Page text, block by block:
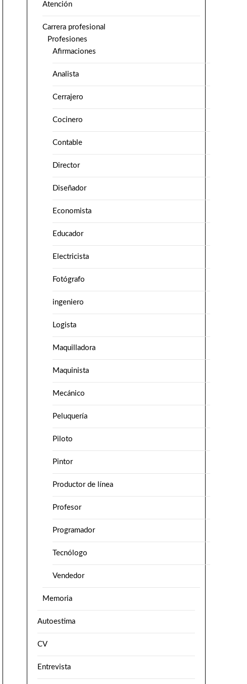
Atención
Carrera profesional
Profesiones
Afirmaciones
Analista
Cerrajero
Cocinero
Contable
Director
Diseñador
Economista
Educador
Electricista
Fotógrafo
ingeniero
Logista
Maquilladora
Maquinista
Mecánico
Peluquería
Piloto
Pintor
Productor de línea
Profesor
Programador
Tecnólogo
Vendedor
Memoria
Autoestima
CV
Entrevista